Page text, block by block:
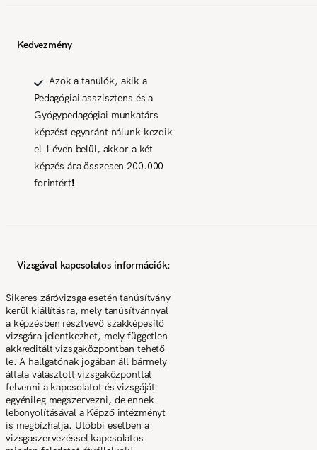
Kedvezmény
Azok a tanulók, akik a
Pedagógiai asszisztens és a
Gyógypedagógiai munkatárs
képzést egyaránt nálunk kezdik
el 1 éven belül, akkor a két
képzés ára összesen 200.000
forintért❗
Vizsgával kapcsolatos információk:
Sikeres záróvizsga esetén tanúsítvány
kerül kiállításra, mely tanúsítvánnyal
a képzésben résztvevő szakképesítő
vizsgára jelentkezhet, mely független
akkreditált vizsgaközpontban tehető
le. A hallgatónak jogában áll bármely
általa választott vizsgaközponttal
felvenni a kapcsolatot és vizsgáját
egyénileg megszervezni, de ennek
lebonyolításával a Képző intézményt
is megbízhatja. Utóbbi esetben a
vizsgaszervezéssel kapcsolatos